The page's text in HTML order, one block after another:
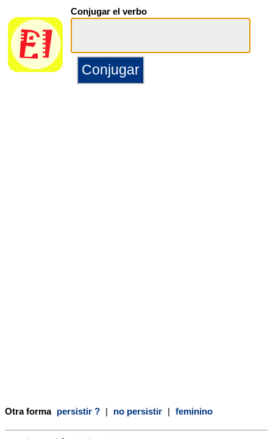
Conjugar el verbo
Otra forma persistir ? | no persistir | feminino